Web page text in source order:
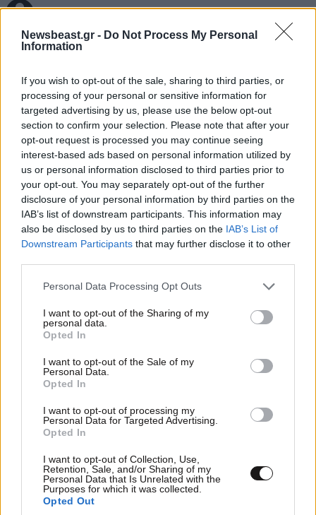
Newsbeast.gr - Do Not Process My Personal
Information
If you wish to opt-out of the sale, sharing to third parties, or
processing of your personal or sensitive information for
targeted advertising by us, please use the below opt-out
section to confirm your selection. Please note that after your
opt-out request is processed you may continue seeing
interest-based ads based on personal information utilized by
us or personal information disclosed to third parties prior to
your opt-out. You may separately opt-out of the further
disclosure of your personal information by third parties on the
IAB’s list of downstream participants. This information may
also be disclosed by us to third parties on the IAB’s List of
Downstream Participants that may further disclose it to other
Please note that this website/app uses one or more Google
not limited to your visit or usage behaviour. You may click to
grant or deny consent to Google and its third-party tags to
use your data for below specified purposes in below Google
consent section.
Personal Data Processing Opt Outs
I want to opt-out of the Sharing of my
personal data.
Opted In
I want to opt-out of the Sale of my
Personal Data.
Opted In
I want to opt-out of processing my
Personal Data for Targeted Advertising.
Opted In
I want to opt-out of Collection, Use,
Retention, Sale, and/or Sharing of my
Personal Data that Is Unrelated with the
Purposes for which it was collected.
Opted Out
nikossss 11·09·2021 13:39
Εχει απολυτο δικιο να ειναι ΕΞΑΛΟΣ ο γιατρος
Εκλογες ΤΩΡΑ και αρχηγος Συριζα ο ΠΟΛΑΚΗΣ. και με
το καλο Πρωθυπουργος με πλειοψηφια μεγαλη χχχ
Απαντήστε 0
Βοθρόφιλε 12·09·2021 15:24
Καρέκλες ούτε με κυάλια ψέκες
μνημονιοσκίστες!
Απαντήστε 0
ΠΕΡΙΣΣΟΤΕΡΑ ΣΧΟΛΙΑ
TRENDING